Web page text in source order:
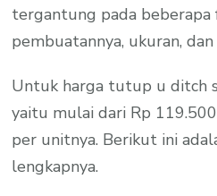
tergantung pada beberapa
pembuatannya, ukuran, dan
Untuk harga tutup u ditch
yaitu mulai dari Rp
per unitnya. Berikut ini
lengkapnya.